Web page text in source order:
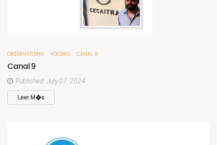
OBSERVATORIO VOCERO CANAL 9
Canal9
Published: July 07, 2024
Leer M�s